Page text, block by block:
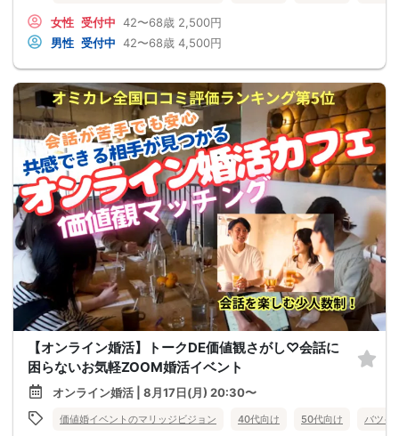
女性 受付中 42〜68歳 2,500円
男性 受付中 42〜68歳 4,500円
【オンライン婚活】トークDE価値観さがし♡会話に
困らないお気軽ZOOM婚活イベント
オンライン婚活 | 8月17日(月) 20:30〜
価値婚イベントのマリッジビジョン 40代向け 50代向け バツイ